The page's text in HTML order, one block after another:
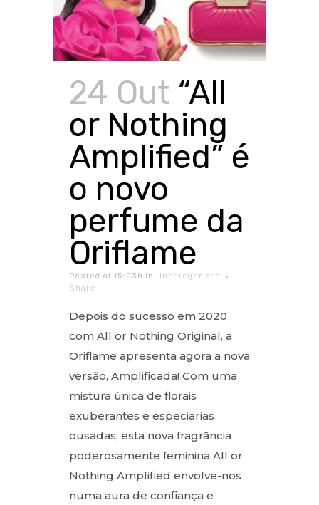
24 Out “All
or Nothing
Amplified” é
o novo
perfume da
Oriflame
Posted at 15:03h in Uncategorized
Share
Depois do sucesso em 2020
com All or Nothing Original, a
Oriflame apresenta agora a nova
versão, Amplificada! Com uma
mistura única de florais
exuberantes e especiarias
ousadas, esta nova fragrância
poderosamente feminina All or
Nothing Amplified envolve-nos
numa aura de confiança e